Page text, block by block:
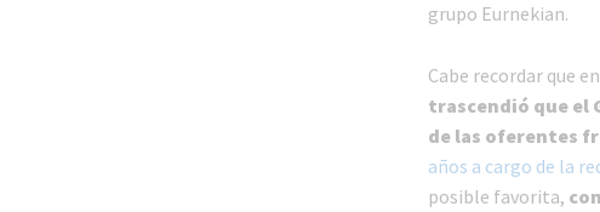
grupo Eurnekian.
Cabe recordar que
trascendió que el
de las oferentes
años a cargo de la
posible favorita,